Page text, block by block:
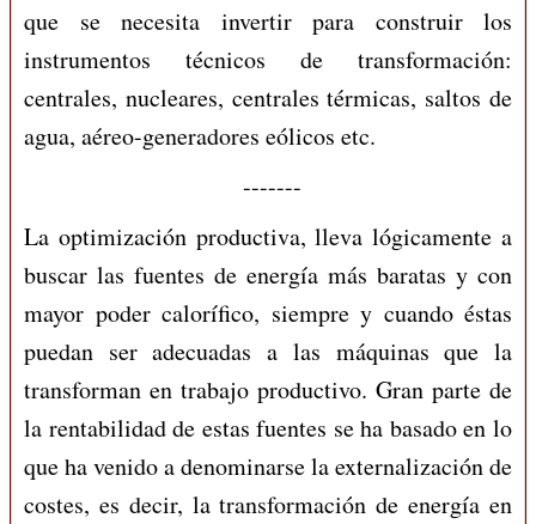
que se necesita invertir para construir los
instrumentos técnicos de transformación:
centrales, nucleares, centrales térmicas, saltos de
agua, aéreo-generadores eólicos etc.
-------
La optimización productiva, lleva lógicamente a
buscar las fuentes de energía más baratas y con
mayor poder calorífico, siempre y cuando éstas
puedan ser adecuadas a las máquinas que la
transforman en trabajo productivo. Gran parte de
la rentabilidad de estas fuentes se ha basado en lo
que ha venido a denominarse la externalización de
costes, es decir, la transformación de energía en